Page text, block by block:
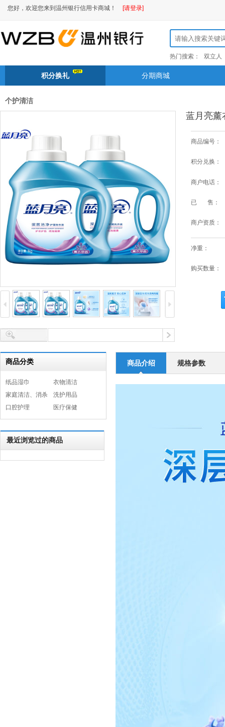
您好，欢迎您来到温州银行信用卡商城！ [请登录]
热门搜索： 双立人
积分换礼 分期商城
个护清洁
蓝月亮薰
商品编号：
积分兑换：
商户电话：
已 售：
商户资质：
净重：
购买数量：
商品分类
纸品湿巾
衣物清洁
家庭清洁、消杀
洗护用品
口腔护理
医疗保健
最近浏览过的商品
商品介绍 规格参数